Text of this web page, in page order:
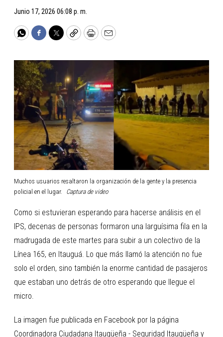
Junio 17, 2026 06:08 p. m.
WhatsApp
Facebook
TwitterCopyPrintEmail
Muchos usuarios resaltaron la organización de la gente y la presencia
policial en el lugar.
Captura de video
Como si estuvieran esperando para hacerse análisis en el
IPS, decenas de personas formaron una larguísima fila en la
madrugada de este martes para subir a un colectivo de la
Línea 165, en Itauguá. Lo que más llamó la atención no fue
solo el orden, sino también la enorme cantidad de pasajeros
que estaban uno detrás de otro esperando que llegue el
micro.
La imagen fue publicada en Facebook por la página
Coordinadora Ciudadana Itaugüeña - Seguridad Itaugüeña y